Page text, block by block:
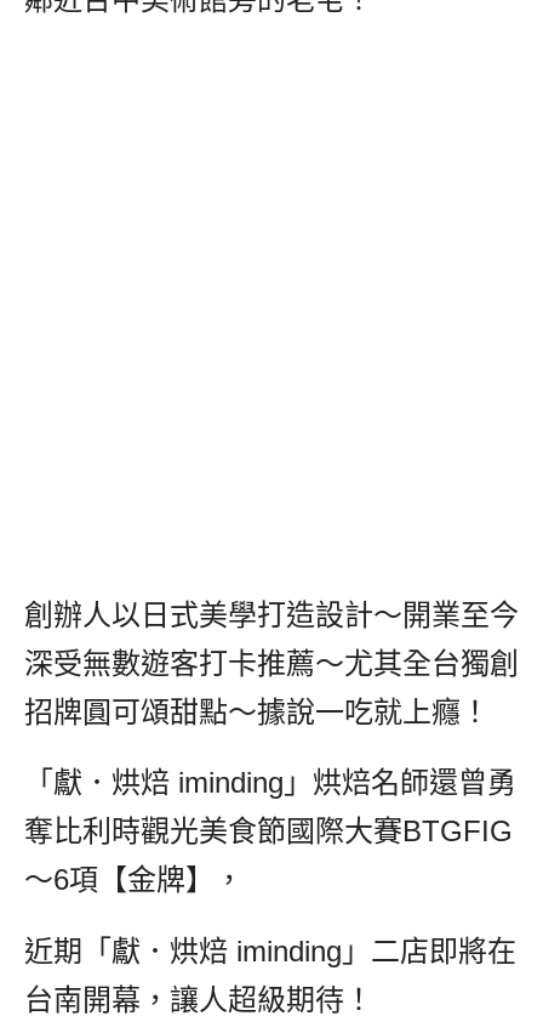
創辦人以日式美學打造設計～開業至今
深受無數遊客打卡推薦～尤其全台獨創
招牌圓可頌甜點～據說一吃就上癮！
「獻．烘焙 iminding」烘焙名師還曾勇
奪比利時觀光美食節國際大賽BTGFIG
～6項【金牌】，
近期「獻．烘焙 iminding」二店即將在
台南開幕，讓人超級期待！